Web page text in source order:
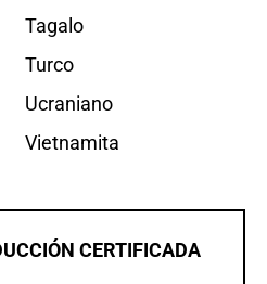
Tagalo
Turco
Ucraniano
Vietnamita
CERTIFICADA